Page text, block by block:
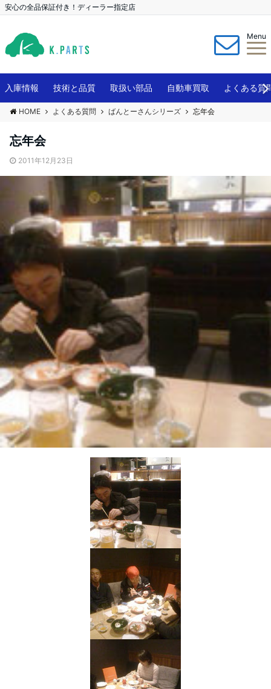
安心の全品保証付き！ディーラー指定店
Menu
入庫情報 技術と品質 取扱い部品 自動車買取 よくある質
HOME よくある質問 ばんとーさんシリーズ 忘年会
忘年会
2011年12月23日